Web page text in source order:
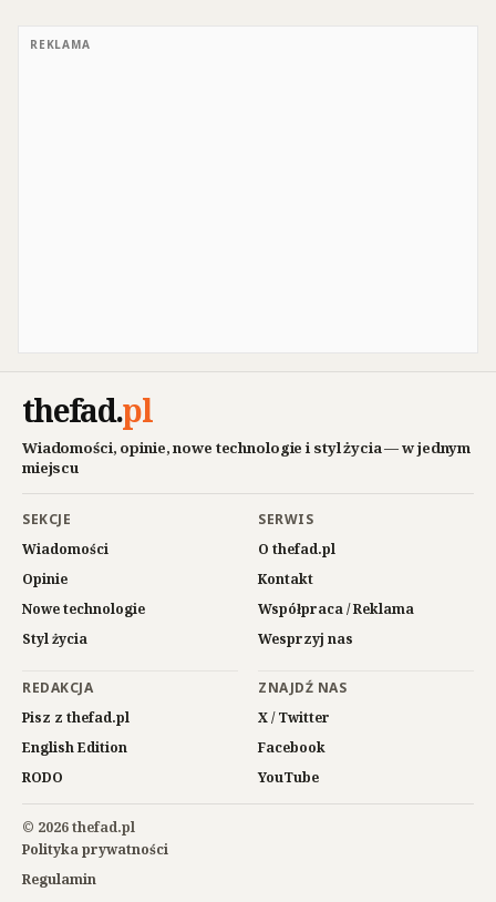
REKLAMA
thefad.pl
Wiadomości, opinie, nowe technologie i styl życia — w jednym
miejscu
SEKCJE
Wiadomości
Opinie
Nowe technologie
Styl życia
SERWIS
O thefad.pl
Kontakt
Współpraca / Reklama
Wesprzyj nas
REDAKCJA
Pisz z thefad.pl
English Edition
RODO
ZNAJDŹ NAS
X / Twitter
Facebook
YouTube
© 2026 thefad.pl
Polityka prywatności
Regulamin